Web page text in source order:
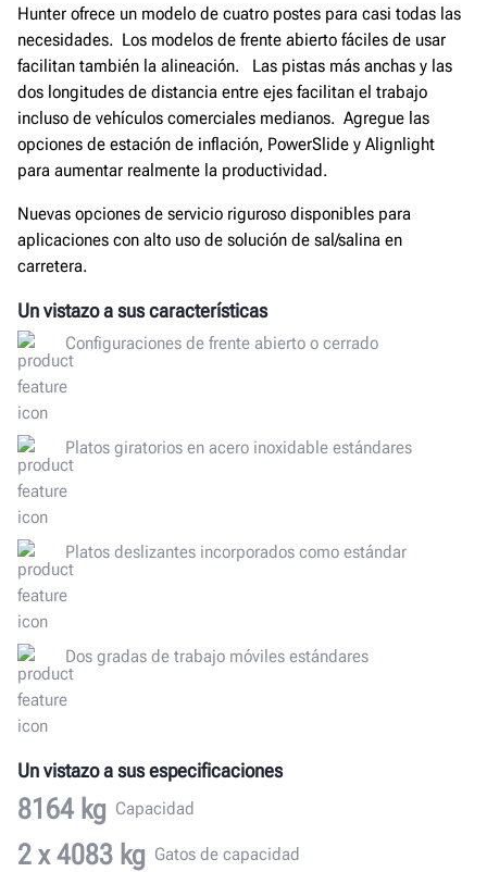
Hunter ofrece un modelo de cuatro postes para casi todas las
necesidades. Los modelos de frente abierto fáciles de usar
facilitan también la alineación. Las pistas más anchas y las
dos longitudes de distancia entre ejes facilitan el trabajo
incluso de vehículos comerciales medianos. Agregue las
opciones de estación de inflación, PowerSlide y Alignlight
para aumentar realmente la productividad.
Nuevas opciones de servicio riguroso disponibles para
aplicaciones con alto uso de solución de sal/salina en
carretera.
Un vistazo a sus características
Configuraciones de frente abierto o cerrado
Platos giratorios en acero inoxidable estándares
Platos deslizantes incorporados como estándar
Dos gradas de trabajo móviles estándares
Un vistazo a sus especificaciones
8164 kg Capacidad
2 x 4083 kg Gatos de capacidad